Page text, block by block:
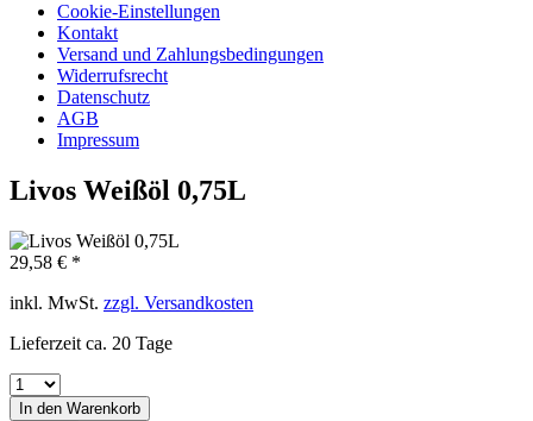
Cookie-Einstellungen
Kontakt
Versand und Zahlungsbedingungen
Widerrufsrecht
Datenschutz
AGB
Impressum
Livos Weißöl 0,75L
29,58 € *
inkl. MwSt. zzgl. Versandkosten
Lieferzeit ca. 20 Tage
In den Warenkorb